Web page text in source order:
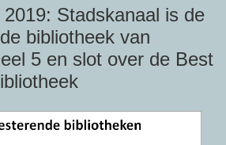
Stadskanaal is de
bibliotheek van
5 en slot over de Best